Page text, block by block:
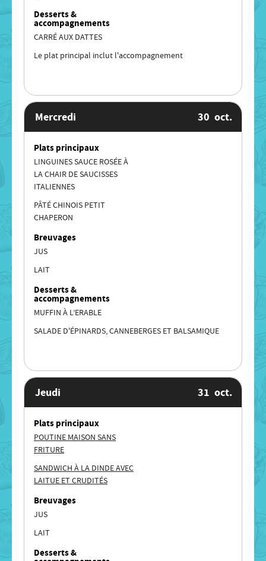
Desserts &
accompagnements
CARRÉ AUX DATTES
Le plat principal inclut l'accompagnement
Mercredi 30 oct.
Plats principaux
LINGUINES SAUCE ROSÉE À
LA CHAIR DE SAUCISSES
ITALIENNES
PÂTÉ CHINOIS PETIT
CHAPERON
Breuvages
JUS
LAIT
Desserts &
accompagnements
MUFFIN À L’ERABLE
SALADE D'ÉPINARDS, CANNEBERGES ET BALSAMIQUE
Jeudi 31 oct.
Plats principaux
POUTINE MAISON SANS
FRITURE
SANDWICH À LA DINDE AVEC
LAITUE ET CRUDITÉS
Breuvages
JUS
LAIT
Desserts &